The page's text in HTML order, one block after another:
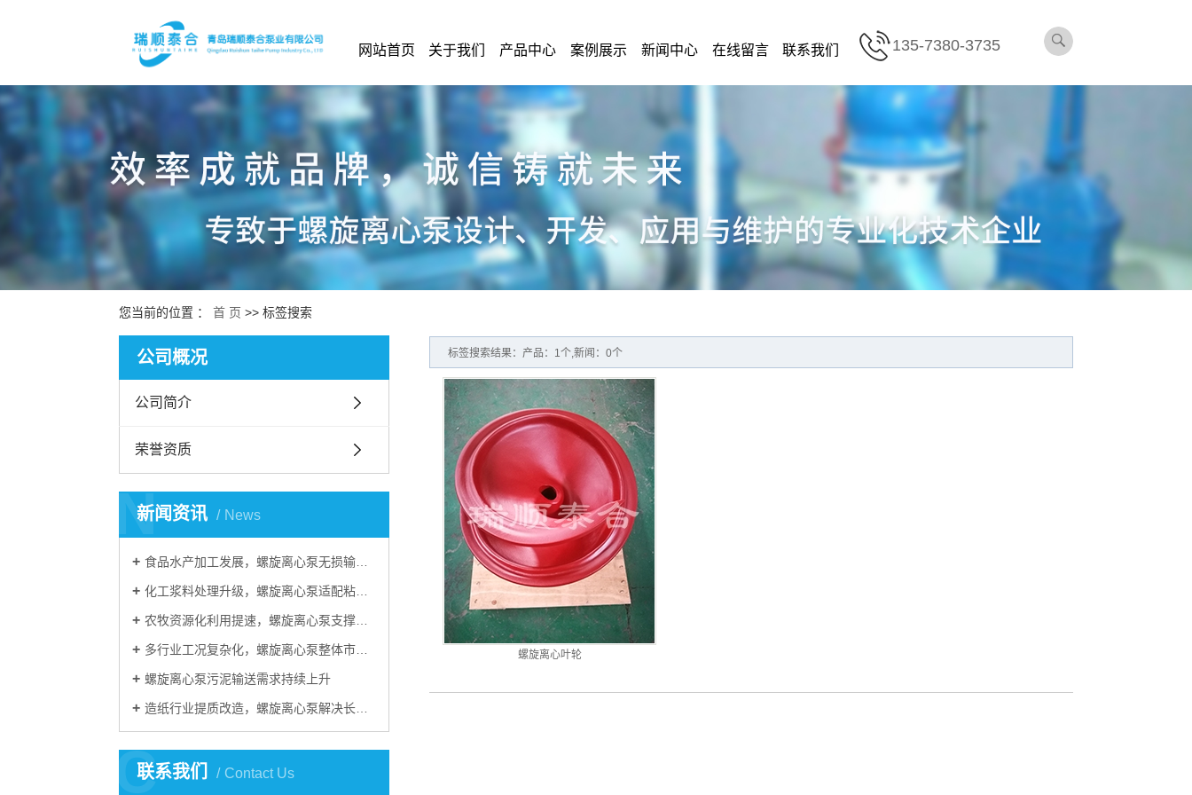
网站首页 关于我们 产品中心 案例展示 新闻中心 在线留言 联系我们 135-7380-3735
您当前的位置 ：首 页 >> 标签搜索
公司概况
公司简介
荣誉资质
新闻资讯 News
N
食品水产加工发展，螺旋离心泵无损输送适配细分工况
化工浆料处理升级，螺旋离心泵适配粘稠含颗粒介质
农牧资源化利用提速，螺旋离心泵支撑粪污沼液处理
多行业工况复杂化，螺旋离心泵整体市场需求稳步扩容
螺旋离心泵污泥输送需求持续上升
造纸行业提质改造，螺旋离心泵解决长纤维输送难题
联系我们 Contact Us
C
标签搜索结果：产品：1个,新闻：0个
螺旋离心叶轮